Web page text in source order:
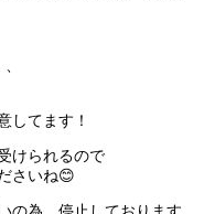
してます！
けられるので
さいね😊